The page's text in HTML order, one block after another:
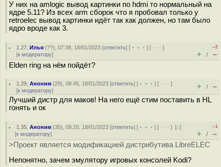
У них на amlogic вывод картинки по hdmi то нормальный на
ядре 5.11? Из всех arm сборок что я пробовал только у
retroelec вывод картинки идёт так как должен, но там было
ядро вроде как 3.
1.27 ,Илья (??), 07:38, 18/01/2023 [ответить] [ ﹢﹢﹢] [ · · ·]
[к модератору]
–2
+ / –
Elden ring на нём пойдёт?
1.29 ,Аноним (29), 08:45, 18/01/2023 [ответить] [ ﹢﹢﹢] [ · · ·]
[к модератору] + / –
Лучший дистр для маков! На него ещё стим поставить в HL
гонять и ок
1.35 ,Аноним (35), 09:20, 18/01/2023 [ответить] [ ﹢﹢﹢] [ · · ·][↓]
[к модератору]
–1
+ / –
>Проект является модификацией дистрибутива LibreELEC
Непонятно, зачем эмулятору игровых консолей Kodi?